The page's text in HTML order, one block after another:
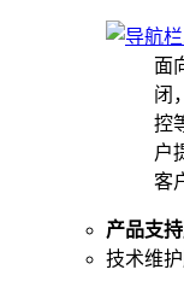
面
闭
控
户
客
产品支
技术维